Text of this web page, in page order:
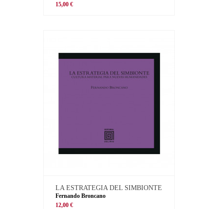
15,00 €
LA ESTRATEGIA DEL SIMBIONTE
Fernando Broncano
12,00 €